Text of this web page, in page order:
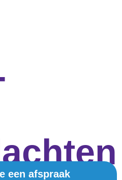
een afspraak